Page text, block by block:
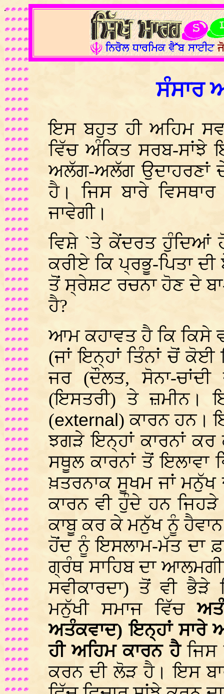
.
ਸੰਸਾਰ
ਇਸ ਬਹੁਤ ਹੀ ਅਹਿਮ
ਵਿੱਚ ਅੰਕਿਤ ਸਰਬ-ਸਾਂਝੇ
ਅਲੱਗ-ਅਲੱਗ ਉਦਾਹਰਣਾਂ ਦੇ
ਹੈ। ਜਿਸ ਬਾਰੇ
ਜਾਵੇਗੀ।
ਵਿਸ਼ੇ `ਤੇ ਕੇਂਦਰਤ ਹੁੰਦਿਆਂ
ਕਰੀਏ ਕਿ ਪ੍ਰਭੂ-ਪਿਤਾ
ਤੋਂ ਸ੍ਰੇਸ਼ਟ ਰਚਨਾ ਹੋਣ ਦੇ
ਹੈ?
ਆਮ ਕਹਾਵਤ ਹੈ ਕਿ ਕਿਸੇ
(ਜਾਂ ਇਨ੍ਹਾਂ ਤਿੰਨਾਂ ਚੋਂ ਕੋਈ
ਜਰ (ਦੌਲਤ, ਸੋਨਾ-
(ਇਸਤਰੀ) ਤੇ ਜ਼ਮੀਨ।
(external ) ਕਾਰਨ ਹਨ।
ਝਗੜੇ ਇਨ੍ਹਾਂ ਕਾਰਨਾਂ
ਸਥੂਲ ਕਾਰਨਾਂ ਤੋਂ ਇਲਾਵਾ
ਖ਼ਤਰਨਾਕ ਸੂਖਮ ਜਾਂ ਮਨੁੱਖ
ਕਾਰਨ ਵੀ ਹੁੰਦੇ ਹਨ
ਕਾਬੂ ਕਰ ਕੇ ਮਨੁੱਖ ਨੂੰ ਹੈਵਾਨ
ਹੋਂਦ ਨੂੰ ਇਸਲਾਮ-ਮੱਤ ਦਾ
ਗ੍ਰੰਥ ਸਾਹਿਬ ਦਾ
ਸਵੀਕਾਰਦਾ) ਤੋਂ ਵੀ ਭੈੜੇ
ਮਨੁੱਖੀ ਸਮਾਜ ਵਿੱਚ
ਅਤੰਕਵਾਦ) ਇਨ੍ਹਾਂ ਸਾਰੇ
ਹੀ ਅਹਿਮ ਕਾਰਨ ਹੈਜਿਸ
ਕਰਨ ਦੀ ਲੋੜ ਹੈ। ਇਸ